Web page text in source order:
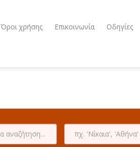
Όροι χρήσης Επικοινωνία Οδηγίες